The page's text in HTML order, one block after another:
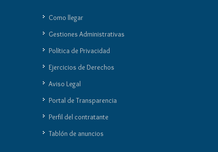
Como llegar
Gestiones Administrativas
Política de Privacidad
Ejercicios de Derechos
Aviso Legal
Portal de Transparencia
Perfil del contratante
Tablón de anuncios